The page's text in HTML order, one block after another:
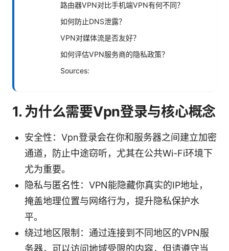
路由器VPN对比手机端VPN有何不同？
如何防止DNS泄露？
VPN对媒体流是否友好？
如何评估VPN服务商的隐私政策？
Sources:
1. 为什么需要Vpn登录与核心概念
安全性：Vpn登录会在你和服务器之间建立加密
通道，防止中途窃听，尤其在公共Wi-Fi环境下
尤为重要。
隐私与匿名性：VPN能隐藏你真实的IP地址，
掩盖地理位置与网络行为，提升隐私保护水
平。
绕过地区限制：通过连接到不同地区的VPN服